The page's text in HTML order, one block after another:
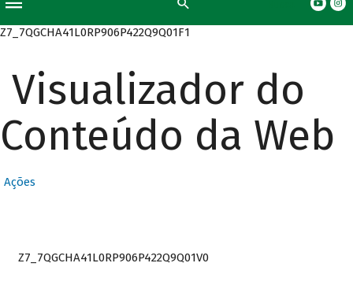
Z7_7QGCHA41L0RP906P422Q9Q01F1
Visualizador do
Conteúdo da Web
Ações
Z7_7QGCHA41L0RP906P422Q9Q01V0